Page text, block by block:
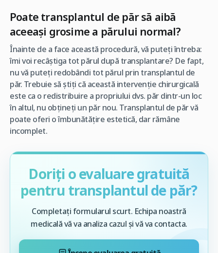
Poate transplantul de păr să aibă
aceeași grosime a părului normal?
Înainte de a face această procedură, vă puteți întreba:
îmi voi recâștiga tot părul după transplantare? De fapt,
nu vă puteți redobândi tot părul prin transplantul de
păr. Trebuie să știți că această intervenție chirurgicală
este ca o redistribuire a propriului dvs. păr dintr-un loc
în altul, nu obțineți un păr nou. Transplantul de păr vă
poate oferi o îmbunătățire estetică, dar rămâne
incomplet.
Doriți o evaluare gratuită
pentru transplantul de păr?
Completați formularul scurt. Echipa noastră
medicală vă va analiza cazul și vă va contacta.